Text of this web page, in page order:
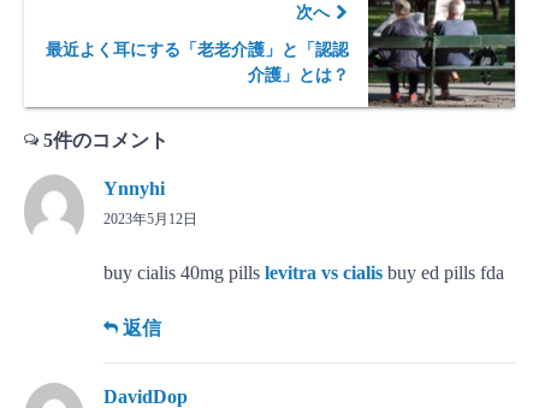
次へ
最近よく耳にする「老老介護」と「認認
介護」とは？
5件のコメント
Ynnyhi
2023年5月12日
buy cialis 40mg pillslevitra vs cialis buy ed pills fda
返信
DavidDop